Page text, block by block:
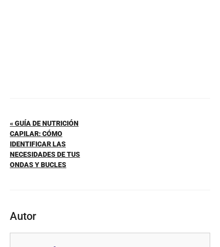
« GUÍA DE NUTRICIÓN
CAPILAR: CÓMO
IDENTIFICAR LAS
NECESIDADES DE TUS
ONDAS Y BUCLES
Autor